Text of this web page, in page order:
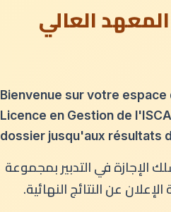
العالي
Bienvenue sur votre
Licence en Gestion de
dossier jusqu'aux résultats
الإجازة في التدبير بمجموعة